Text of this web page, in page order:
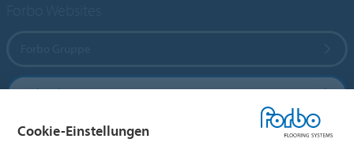
Forbo Flooring Systems
Forbo Movement Systems
Cookie-Einstellungen